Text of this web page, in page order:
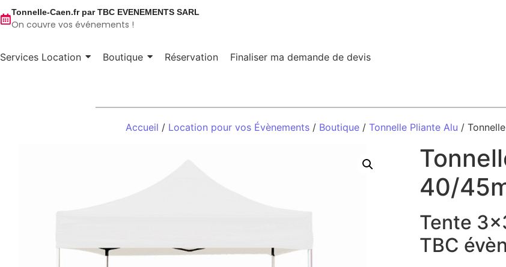
Tonnelle-Caen.fr par TBC EVENEMENTS SARL
On couvre vos événements !
Services Location Boutique Réservation Finaliser ma demande de devis
Accueil / Location pour vos Évènements/ Boutique/ Tonnelle Pliante Alu /
40/
Tente
TBC